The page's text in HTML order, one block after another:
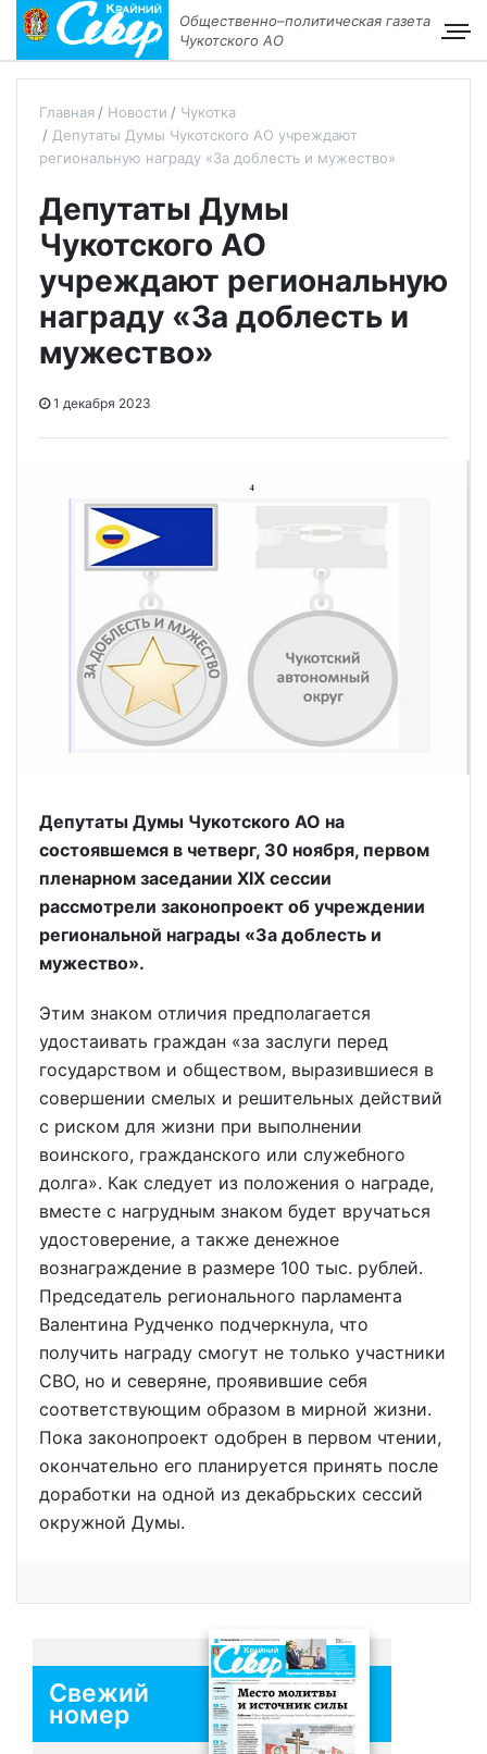
Общественно–политическая газета
Чукотского АО
Главная Новости
Чукотка
Депутаты Думы Чукотского АО учреждают
региональную награду «За доблесть и мужество»
Депутаты Думы
Чукотского АО
учреждают региональную
награду «За доблесть и
мужество»
1 декабря 2023
Депутаты Думы Чукотского АО на
состоявшемся в четверг, 30 ноября, первом
пленарном заседании XIX сессии
рассмотрели законопроект об учреждении
региональной награды «За доблесть и
мужество».
Этим знаком отличия предполагается
удостаивать граждан «за заслуги перед
государством и обществом, выразившиеся в
совершении смелых и решительных действий
с риском для жизни при выполнении
воинского, гражданского или служебного
долга». Как следует из положения о награде,
вместе с нагрудным знаком будет вручаться
удостоверение, а также денежное
вознаграждение в размере 100 тыс. рублей.
Председатель регионального парламента
Валентина Рудченко подчеркнула, что
получить награду смогут не только участники
СВО, но и северяне, проявившие себя
соответствующим образом в мирной жизни.
Пока законопроект одобрен в первом чтении,
окончательно его планируется принять после
доработки на одной из декабрьских сессий
окружной Думы.
Свежий
номер